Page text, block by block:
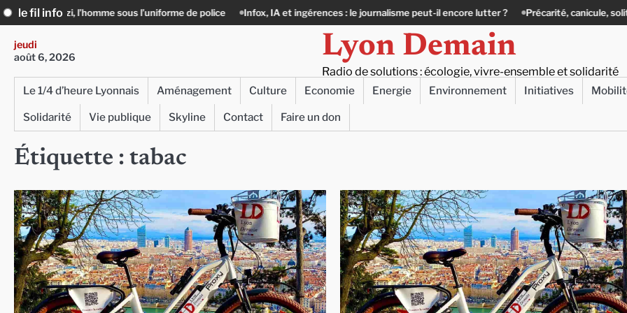
Skip
to
content
le fil info
sous l’uniforme de police Infox, IA et ingérences : le journalisme peut-il encore lutter ? Précarité, canicule, solitude : quand le
jeudi
août 6, 2026
Lyon Demain
Radio de solutions : écologie, vivre-ensemble et solidarité
Le 1/4 d’heure Lyonnais Aménagement Culture Economie Energie Environnement Initiatives
Solidarité
Vie publique Skyline Contact Faire un don
Étiquette : tabac